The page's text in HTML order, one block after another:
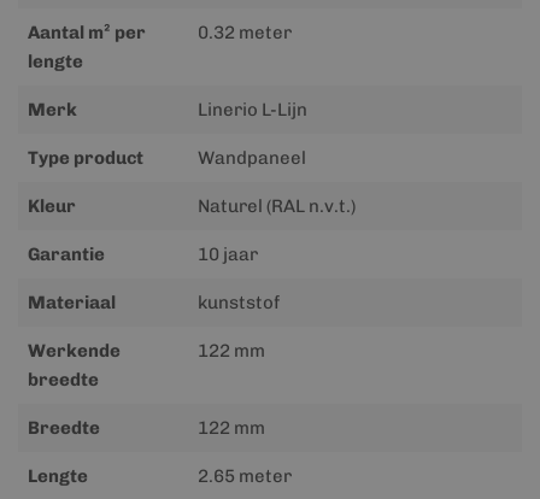
Aantal m² per
lengte
0.32 meter
Merk Linerio L-Lijn
Type product Wandpaneel
Kleur Naturel (RAL n.v.t.)
Garantie 10 jaar
Materiaal kunststof
Werkende
breedte
122 mm
Breedte 122 mm
Lengte 2.65 meter